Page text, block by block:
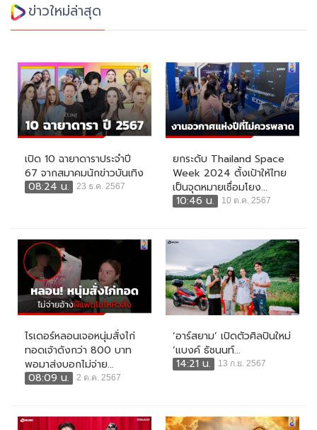
ข่าวใหม่ล่าสุด
เปิด 10 ฉายาดาราประจำปี
67 จากสมาคมนักข่าวบันเทิง
08:24 น.
23 ธ.ค. 2567
ยกระดับ Thailand Space
Week 2024 ตั้งเป้าให้ไทย
เป็นจุดหมายเชื่อมโยง...
10:46 น.
10 ต.ค. 2567
ไรเดอร์หลอนเจอหนุ่มสั่งไก่
ทอดเจ้าดังกว่า 800 บาท
พอมาส่งบอกไม่จ่าย...
08:09 น.
2 ต.ค. 2567
‘อาร์สยาม’ เปิดตัวศิลปินใหม่
‘แบงค์ ธัชนนท์...
14:21 น.
13 ก.ย. 2567